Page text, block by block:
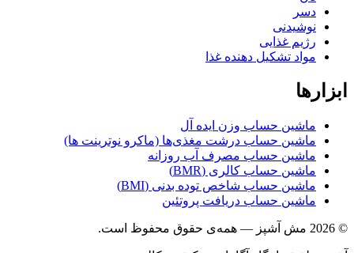
نوشیدنی
رژیم غذایی
مواد تشکیل دهنده غذا
ماشین حساب وزن ایده آل
ماشین حساب درشت مغذی‌ها (ماکرو نوترینت ها)
ماشین حساب مصرف آب روزانه
ماشین حساب کالری (BMR)
ماشین حساب شاخص توده بدنی (BMI)
ماشین حساب دریافت پروتئین